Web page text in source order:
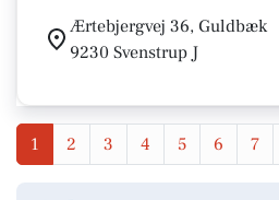
Ærtebjergvej 36, Guldbæk
9230 Svenstrup J
1 2 3 4 5 6 7